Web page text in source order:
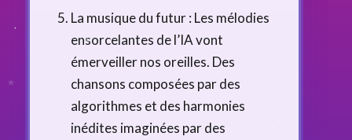
La musique du futur : Les mélodies
ensorcelantes de l’IA vont
émerveiller nos oreilles. Des
chansons composées par des
algorithmes et des harmonies
inédites imaginées par des